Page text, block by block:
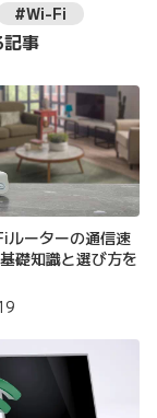
#Wi-Fi
事
ルーターの通信速
礎知識と選び方を